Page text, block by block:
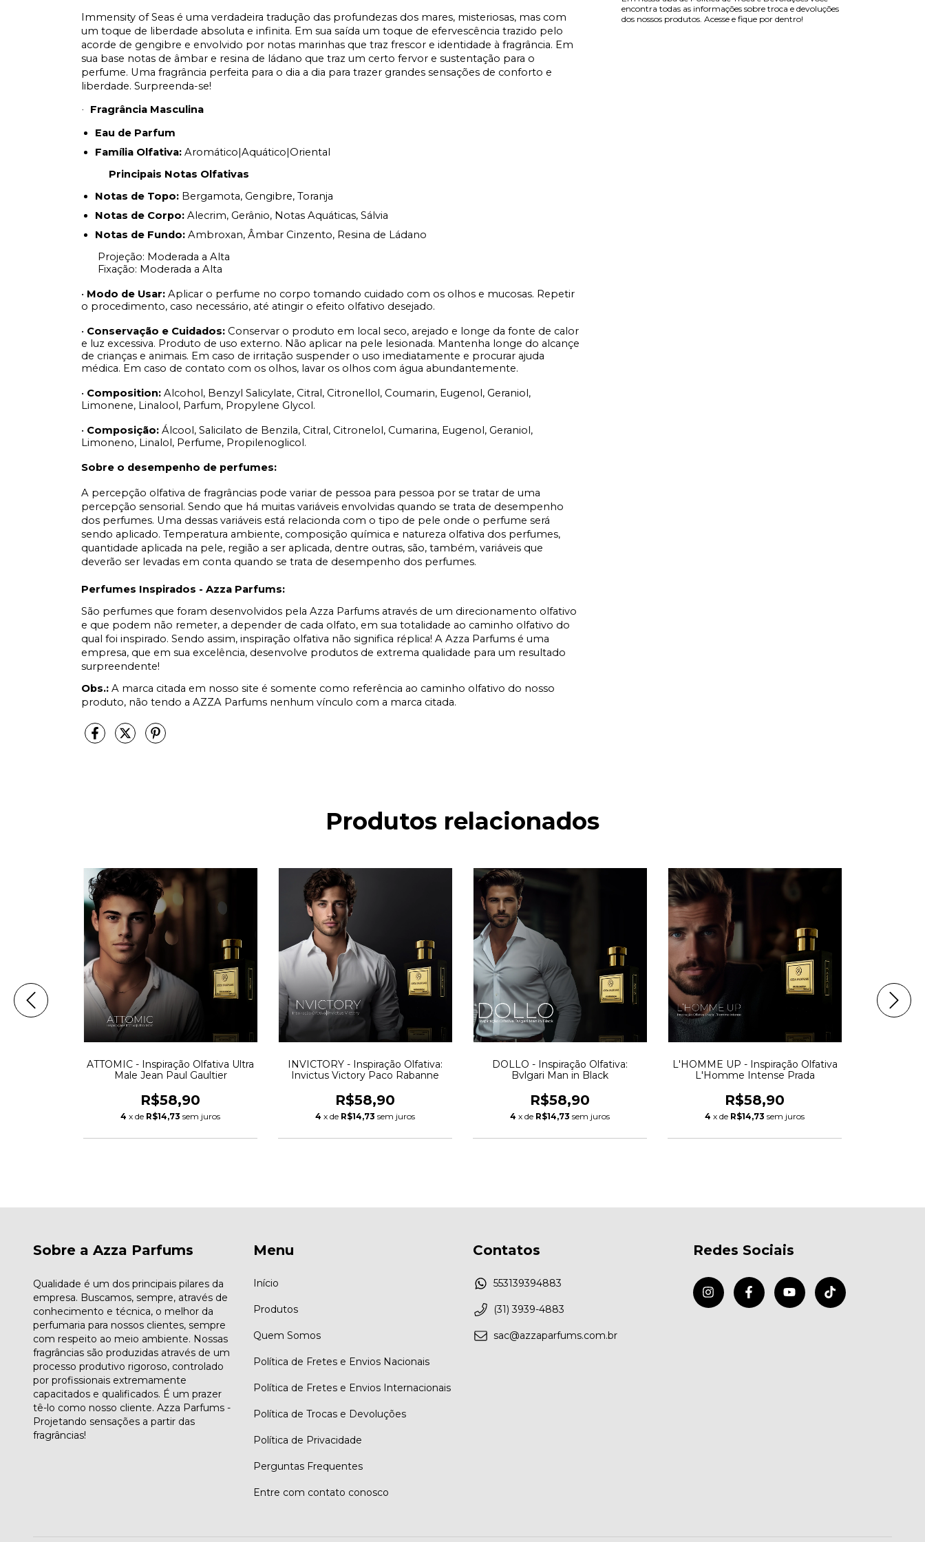
Immensity of Seas é uma verdadeira tradução das profundezas dos mares, misteriosas, mas com
um toque de liberdade absoluta e infinita. Em sua saída um toque de efervescência trazido pelo
acorde de gengibre e envolvido por notas marinhas que traz frescor e identidade à fragrância. Em
sua base notas de âmbar e resina de ládano que traz um certo fervor e sustentação para o
perfume. Uma fragrância perfeita para o dia a dia para trazer grandes sensações de conforto e
liberdade. Surpreenda-se!
·
Fragrância Masculina
Eau de Parfum
Família Olfativa: Aromático|Aquático|Oriental
Principais Notas Olfativas
Notas de Topo: Bergamota, Gengibre, Toranja
Notas de Corpo: Alecrim, Gerânio, Notas Aquáticas, Sálvia
Notas de Fundo: Ambroxan, Âmbar Cinzento, Resina de Ládano
Projeção: Moderada a Alta
Fixação: Moderada a Alta
• Modo de Usar: Aplicar o perfume no corpo tomando cuidado com os olhos e mucosas. Repetir
o procedimento, caso necessário, até atingir o efeito olfativo desejado.
• Conservação e Cuidados: Conservar o produto em local seco, arejado e longe da fonte de calor
e luz excessiva. Produto de uso externo. Não aplicar na pele lesionada. Mantenha longe do alcançe
de crianças e animais. Em caso de irritação suspender o uso imediatamente e procurar ajuda
médica. Em caso de contato com os olhos, lavar os olhos com água abundantemente.
• Composition: Alcohol, Benzyl Salicylate, Citral, Citronellol, Coumarin, Eugenol, Geraniol,
Limonene, Linalool, Parfum, Propylene Glycol.
• Composição: Álcool, Salicilato de Benzila, Citral, Citronelol, Cumarina, Eugenol, Geraniol,
Limoneno, Linalol, Perfume, Propilenoglicol.
Sobre o desempenho de perfumes:
A percepção olfativa de fragrâncias pode variar de pessoa para pessoa por se tratar de uma
percepção sensorial. Sendo que há muitas variáveis envolvidas quando se trata de desempenho
dos perfumes. Uma dessas variáveis está relacionda com o tipo de pele onde o perfume será
sendo aplicado. Temperatura ambiente, composição química e natureza olfativa dos perfumes,
quantidade aplicada na pele, região a ser aplicada, dentre outras, são, também, variáveis que
deverão ser levadas em conta quando se trata de desempenho dos perfumes.
Perfumes Inspirados - Azza Parfums:
São perfumes que foram desenvolvidos pela Azza Parfums através de um direcionamento olfativo
e que podem não remeter, a depender de cada olfato, em sua totalidade ao caminho olfativo do
qual foi inspirado. Sendo assim, inspiração olfativa não significa réplica! A Azza Parfums é uma
empresa, que em sua excelência, desenvolve produtos de extrema qualidade para um resultado
surpreendente!
Obs.: A marca citada em nosso site é somente como referência ao caminho olfativo do nosso
produto, não tendo a AZZA Parfums nenhum vínculo com a marca citada.
encontra todas as informações sobre troca e devoluções
dos nossos produtos. Acesse e fique por dentro!
Produtos relacionados
ATTOMIC - Inspiração Olfativa Ultra
Male Jean Paul Gaultier
R$58,90
4 x de R$14,73 sem juros
INVICTORY - Inspiração Olfativa:
Invictus Victory Paco Rabanne
R$58,90
4 x de R$14,73 sem juros
DOLLO - Inspiração Olfativa:
Bvlgari Man in Black
R$58,90
4 x de R$14,73 sem juros
L'HOMME UP - Inspiração Olfativa
L'Homme Intense Prada
R$58,90
4 x de R$14,73 sem juros
Sobre a Azza Parfums
Qualidade é um dos principais pilares da
empresa. Buscamos, sempre, através de
conhecimento e técnica, o melhor da
perfumaria para nossos clientes, sempre
com respeito ao meio ambiente. Nossas
fragrâncias são produzidas através de um
processo produtivo rigoroso, controlado
por profissionais extremamente
capacitados e qualificados. É um prazer
tê-lo como nosso cliente. Azza Parfums -
Projetando sensações a partir das
fragrâncias!
Menu
Início
Produtos
Quem Somos
Política de Fretes e Envios Nacionais
Política de Fretes e Envios Internacionais
Política de Trocas e Devoluções
Política de Privacidade
Perguntas Frequentes
Entre com contato conosco
Contatos
553139394883
(31) 3939-4883
sac@azzaparfums.com.br
Redes Sociais